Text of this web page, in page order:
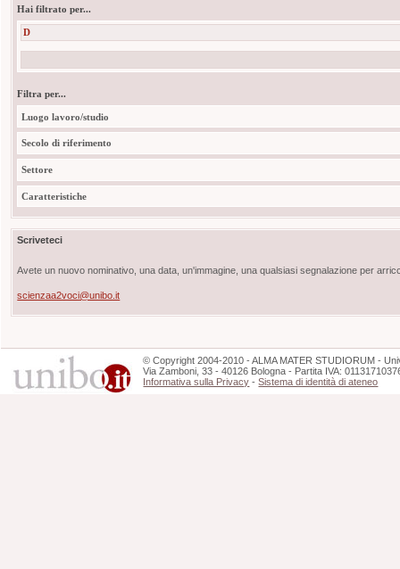
Hai filtrato per...
D
Filtra per...
Luogo lavoro/studio
Secolo di riferimento
Settore
Caratteristiche
Scriveteci
Avete un nuovo nominativo, una data, un'immagine, una qualsiasi segnalazione per
scienzaa2voci@unibo.it
©Copyright 2004-2010 - ALMA MATER STUDIORUM -
Via Zamboni, 33 - 40126 Bologna - Partita IVA:
Informativa sulla Privacy -Sistema di identità di ateneo